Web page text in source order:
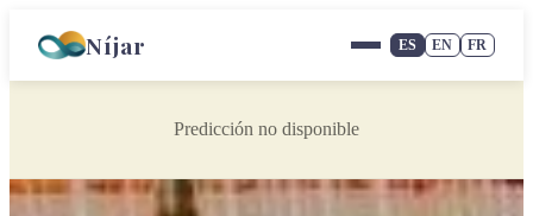
Níjar ES EN FR
Predicción no disponible